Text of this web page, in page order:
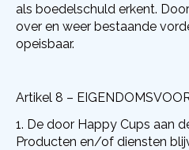
als boedelschuld erkent.
over en weer bestaande
opeisbaar.
Artikel 8 –
De door Happy Cups aan
Producten en/of diensten